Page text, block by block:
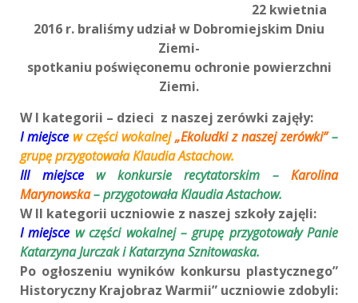
22 kwietnia
2016 r. braliśmy udział w Dobromiejskim Dniu
Ziemi-
spotkaniu poświęconemu ochronie powierzchni
Ziemi.
W I kategorii – dzieci z naszej zerówki zajęły:
I miejsce w części wokalnej „Ekoludki z naszej zerówki”–
grupę przygotowała Klaudia Astachow.
III miejscew konkursie recytatorskim – Karolina
Marynowska– przygotowała Klaudia Astachow.
W II kategorii uczniowie z naszej szkoły zajęli:
I miejsce w części wokalnej – grupę przygotowały Panie
Katarzyna Jurczak i Katarzyna Sznitowaska.
Po ogłoszeniu wyników konkursu plastycznego”
Historyczny Krajobraz Warmii” uczniowie zdobyli: